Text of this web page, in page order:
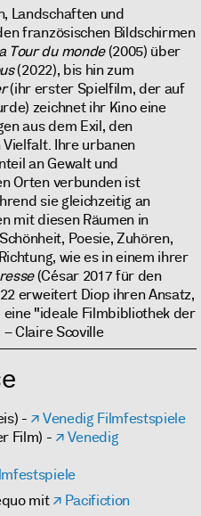
Landschaften und
französischen Bildschirmen
Tour du monde(2005) über
(2022), bis hin zum
(ihr erster Spielfilm, der auf
zeichnet ihr Kino eine
aus dem Exil, den
Ihre urbanen
an Gewalt und
Orten verbunden ist
sie gleichzeitig an
mit diesen Räumen in
Poesie, Zuhören,
wie es in einem ihrer
(César 2017 für den
erweitert Diop ihren Ansatz,
"ideale Filmbibliothek der
Claire Scoville
-
Venedig Filmfestspiele
Film) -
Venedig
mit
Pacifiction